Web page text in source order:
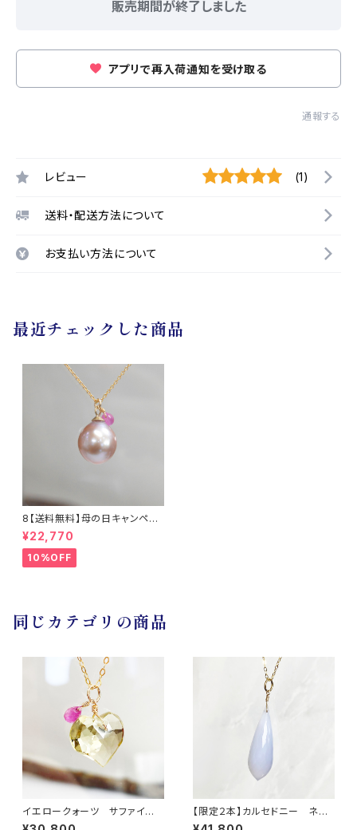
販売期間が終了しました
アプリで再入荷通知を受け取る
通報する
レビュー (1)
送料・配送方法について
お支払い方法について
最近チェックした商品
8【送料無料】母の日キャンペー
ン 淡水真珠とサファイアのネッ
クレス14KGF / TWINKLE
¥22,770
10%OFF
同じカテゴリの商品
イエロークォーツ サファイ
ア ネックレス
【限定２本】カルセドニー ネッ
クレス